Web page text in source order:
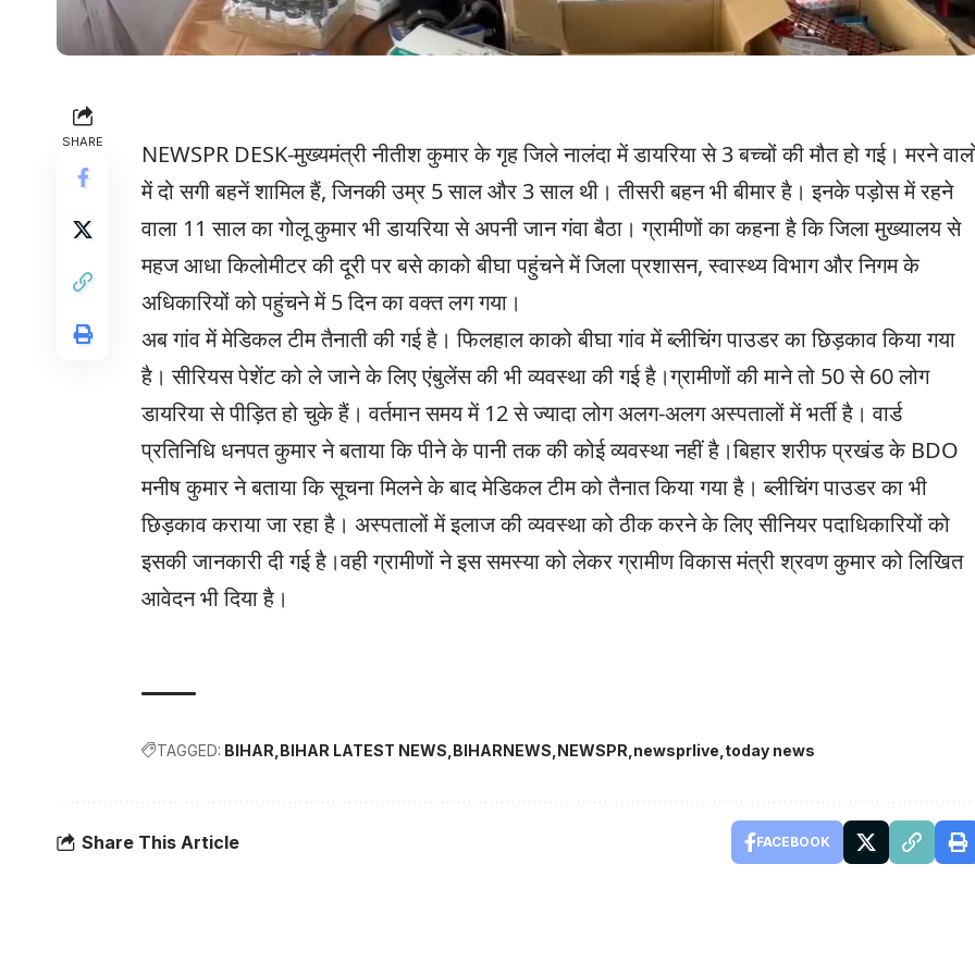
SHARE
NEWSPR DESK-मुख्यमंत्री नीतीश कुमार के गृह जिले नालंदा में डायरिया से 3 बच्चों की मौत हो गई। मरने
में दो सगी बहनें शामिल हैं, जिनकी उम्र 5 साल और 3 साल थी। तीसरी बहन भी बीमार है। इनके पड़ोस में रहने
वाला 11 साल का गोलू कुमार भी डायरिया से अपनी जान गंवा बैठा। ग्रामीणों का कहना है कि जिला मुख्यालय से
महज आधा किलोमीटर की दूरी पर बसे काको बीघा पहुंचने में जिला प्रशासन, स्वास्थ्य विभाग और निगम के
अधिकारियों को पहुंचने में 5 दिन का वक्त लग गया।
अब गांव में मेडिकल टीम तैनाती की गई है। फिलहाल काको बीघा गांव में ब्लीचिंग पाउडर का छिड़काव किया गया
है। सीरियस पेशेंट को ले जाने के लिए एंबुलेंस की भी व्यवस्था की गई है।ग्रामीणों की माने तो 50 से 60 लोग
डायरिया से पीड़ित हो चुके हैं। वर्तमान समय में 12 से ज्यादा लोग अलग-अलग अस्पतालों में भर्ती है। वार्ड
प्रतिनिधि धनपत कुमार ने बताया कि पीने के पानी तक की कोई व्यवस्था नहीं है।बिहार शरीफ प्रखंड के BDO
मनीष कुमार ने बताया कि सूचना मिलने के बाद मेडिकल टीम को तैनात किया गया है। ब्लीचिंग पाउडर का भी
छिड़काव कराया जा रहा है। अस्पतालों में इलाज की व्यवस्था को ठीक करने के लिए सीनियर पदाधिकारियों को
इसकी जानकारी दी गई है।वही ग्रामीणों ने इस समस्या को लेकर ग्रामीण विकास मंत्री श्रवण कुमार को लिखित
आवेदन भी दिया है।
TAGGED: BIHAR BIHAR LATEST NEWS BIHARNEWS NEWSPR newsprlive today news
Share This Article FACEBOOK